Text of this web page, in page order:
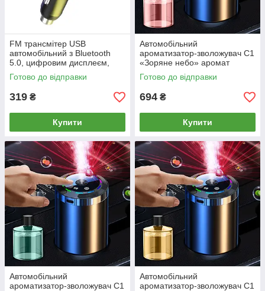
FM трансмітер USB
автомобільний з Bluetooth
5.0, цифровим дисплеєм,
RGB підсвічуванням,
швидкою зарядкою QC3 та
Готово до відправки
319 ₴
Купити
Автомобільний
ароматизатор-зволожувач C1
«Зоряне небо» аромат
Гарденія, з підсвіткою, Type-
C, 5 режимів, автодифузор 3-
Готово до відправки
694 ₴
Купити
Автомобільний
ароматизатор-зволожувач C1
Автомобільний
ароматизатор-зволожувач C1